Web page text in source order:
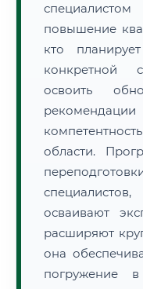
повышение
кто
конкретной
освоить
области.
осваивают
расширяют
она
погружение